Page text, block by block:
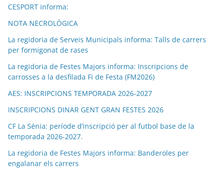
CESPORT informa:
NOTA NECROLÒGICA
La regidoria de Serveis Municipals informa: Talls de carrers
per formigonat de rases
La regidoria de Festes Majors informa: Inscripcions de
carrosses a la desfilada Fi de Festa (FM2026)
AES: INSCRIPCIONS TEMPORADA 2026-2027
INSCRIPCIONS DINAR GENT GRAN FESTES 2026
CF La Sénia: període d’inscripció per al futbol base de la
temporada 2026-2027.
La regidoria de Festes Majors informa: Banderoles per
engalanar els carrers